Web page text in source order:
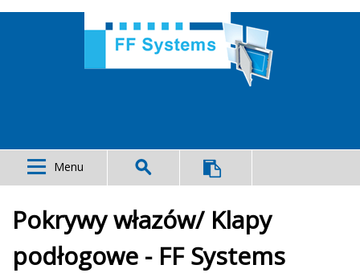
Menu
Pokrywy włazów/ Klapy
podłogowe - FF Systems